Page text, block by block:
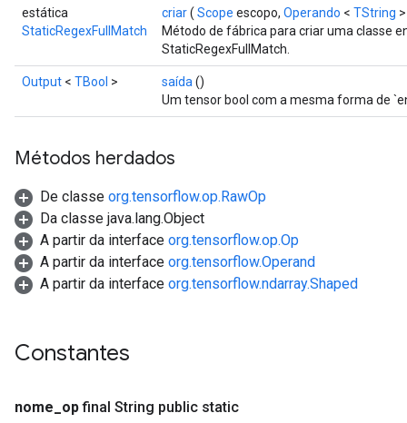
estática
StaticRegexFullMatch
criar( Scope escopo, Operando < TString
Método de fábrica para criar uma classe
StaticRegexFullMatch.
Output < TBool > saída ()
Um tensor bool com a mesma forma de
Métodos herdados
De classe org.tensorflow.op.RawOp
Da classe java.lang.Object
A partir da interface org.tensorflow.op.Op
A partir da interface org.tensorflow.Operand
A partir da interface org.tensorflow.ndarray.Shaped
Constantes
nome op final String public static